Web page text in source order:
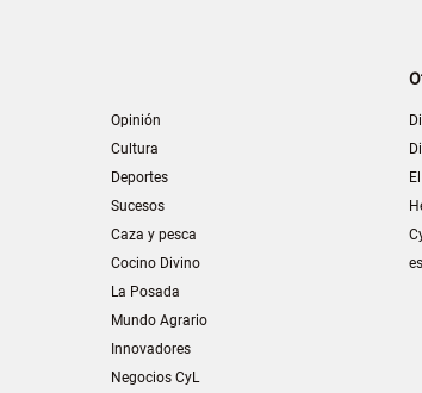
Opinión
Cultura
Deportes
Sucesos
Caza y pesca
Cocino Divino
La Posada
Mundo Agrario
Innovadores
Negocios CyL